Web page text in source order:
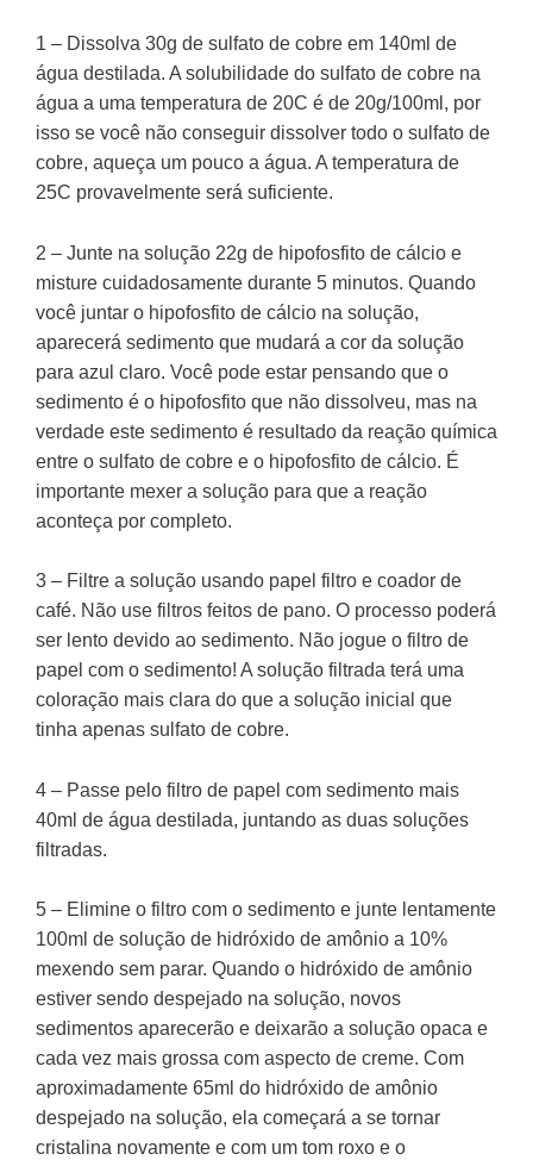
1 – Dissolva 30g de sulfato de cobre em 140ml de
água destilada. A solubilidade do sulfato de cobre na
água a uma temperatura de 20C é de 20g/100ml, por
isso se você não conseguir dissolver todo o sulfato de
cobre, aqueça um pouco a água. A temperatura de
25C provavelmente será suficiente.
2 – Junte na solução 22g de hipofosfito de cálcio e
misture cuidadosamente durante 5 minutos. Quando
você juntar o hipofosfito de cálcio na solução,
aparecerá sedimento que mudará a cor da solução
para azul claro. Você pode estar pensando que o
sedimento é o hipofosfito que não dissolveu, mas na
verdade este sedimento é resultado da reação química
entre o sulfato de cobre e o hipofosfito de cálcio. É
importante mexer a solução para que a reação
aconteça por completo.
3 – Filtre a solução usando papel filtro e coador de
café. Não use filtros feitos de pano. O processo poderá
ser lento devido ao sedimento. Não jogue o filtro de
papel com o sedimento! A solução filtrada terá uma
coloração mais clara do que a solução inicial que
tinha apenas sulfato de cobre.
4 – Passe pelo filtro de papel com sedimento mais
40ml de água destilada, juntando as duas soluções
filtradas.
5 – Elimine o filtro com o sedimento e junte lentamente
100ml de solução de hidróxido de amônio a 10%
mexendo sem parar. Quando o hidróxido de amônio
estiver sendo despejado na solução, novos
sedimentos aparecerão e deixarão a solução opaca e
cada vez mais grossa com aspecto de creme. Com
aproximadamente 65ml do hidróxido de amônio
despejado na solução, ela começará a se tornar
cristalina novamente e com um tom roxo e o